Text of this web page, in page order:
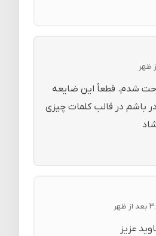
شدم. قطعاً این ضایعه
باشم در قالب کلمات چیزی
عزیز